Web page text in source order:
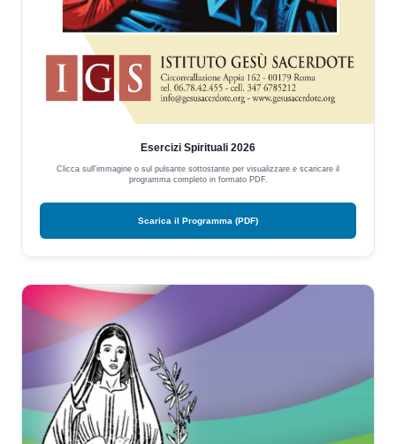
Esercizi Spirituali 2026
Clicca sull'immagine o sul pulsante sottostante per visualizzare e scaricare il
programma completo in formato PDF.
Scarica il Programma (PDF)